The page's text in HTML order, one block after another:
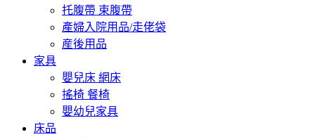
托腹帶 束腹帶
產婦入院用品/走佬袋
産後用品
家具
嬰兒床 網床
搖椅 餐椅
嬰幼兒家具
床品